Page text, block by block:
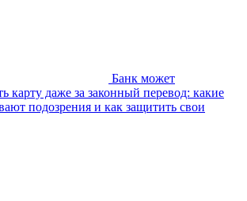
Банк может
карту даже за законный перевод: какие
подозрения и как защитить свои